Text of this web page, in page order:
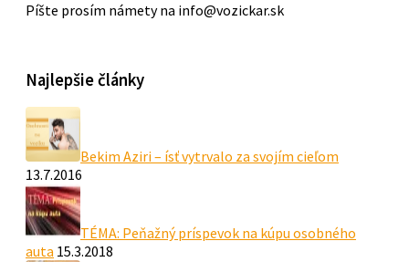
Píšte prosím námety na info@vozickar.sk
Najlepšie články
Bekim Aziri – ísť vytrvalo za svojím cieľom
13.7.2016
TÉMA: Peňažný príspevok na kúpu osobného
auta 15.3.2018